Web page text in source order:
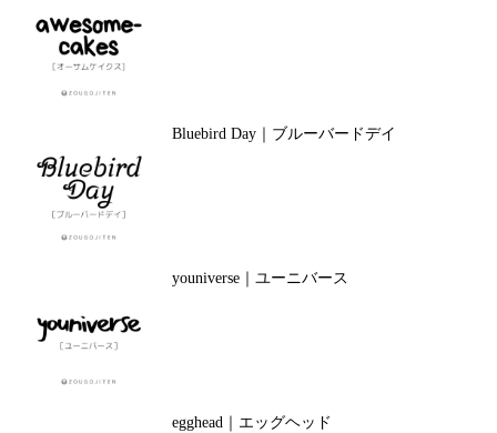
Bluebird Day｜ブルーバードデイ
youniverse｜ユーニバース
egghead｜エッグヘッド